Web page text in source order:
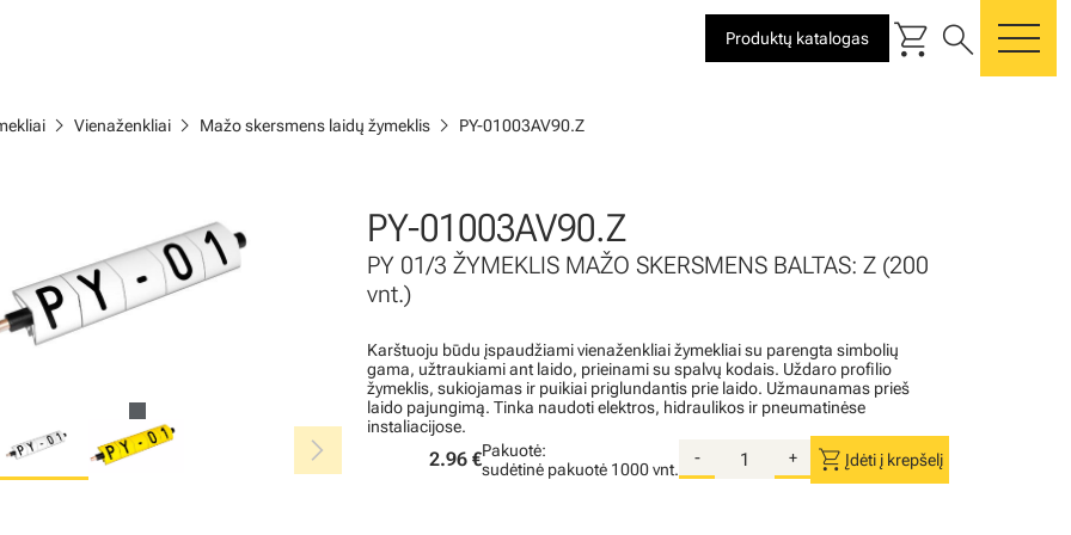
Produktų katalogas shopping_cart search
chevron_right Vienaženkliai chevron_right Mažo skersmens laidų žymeklis chevron_right PY-01003AV90.Z
chevron_right
PY-01003AV90.Z
PY 01/3 ŽYMEKLIS MAŽO SKERSMENS BALTAS: Z (200
vnt.)
Karštuoju būdu įspaudžiami vienaženkliai žymekliai su parengta simbolių
gama, užtraukiami ant laido, prieinami su spalvų kodais. Uždaro profilio
žymeklis, sukiojamas ir puikiai priglundantis prie laido. Užmaunamas prieš
laido pajungimą. Tinka naudoti elektros, hidraulikos ir pneumatinėse
instaliacijose.
2.96 €Pakuotė:
sudėtinė pakuotė 1000 vnt.
- + shopping_cart Įdėti į krepšelį